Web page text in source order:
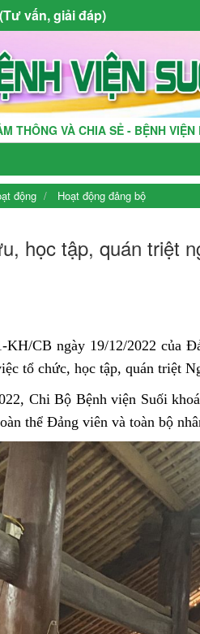
vấn, giải đáp)
SẺ - BỆNH VIỆN LÀ NHÀ,
động Hoạt động đảng bộ
học tập, quán triệt
KH/CB ngày 19/12/2022 của
tổ chức, học tập, quán triệt
Chi Bộ Bệnh viện Suối
thể Đảng viên và toàn bộ